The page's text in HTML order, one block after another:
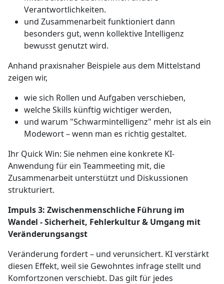
Verantwortlichkeiten.
und Zusammenarbeit funktioniert dann
besonders gut, wenn kollektive Intelligenz
bewusst genutzt wird.
Anhand praxisnaher Beispiele aus dem Mittelstand
zeigen wir,
wie sich Rollen und Aufgaben verschieben,
welche Skills künftig wichtiger werden,
und warum "Schwarmintelligenz" mehr ist als ein
Modewort – wenn man es richtig gestaltet.
Ihr Quick Win: Sie nehmen eine konkrete KI-
Anwendung für ein Teammeeting mit, die
Zusammenarbeit unterstützt und Diskussionen
strukturiert.
Impuls 3: Zwischenmenschliche Führung im
Wandel - Sicherheit, Fehlerkultur & Umgang mit
Veränderungsangst
Veränderung fordert – und verunsichert. KI verstärkt
diesen Effekt, weil sie Gewohntes infrage stellt und
Komfortzonen verschiebt. Das gilt für jedes